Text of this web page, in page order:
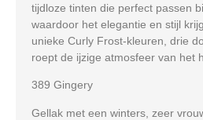
tijdloze tinten die perfect passen
waardoor het elegantie en stijl
unieke Curly Frost-kleuren, drie
roept de ijzige atmosfeer van het
389 Gingery
Gellak met een winters, zeer